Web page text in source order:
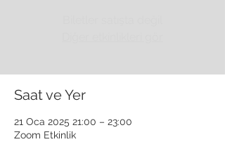
Saat ve Yer
21 Oca 2025 21:00 – 23:00
Zoom Etkinlik